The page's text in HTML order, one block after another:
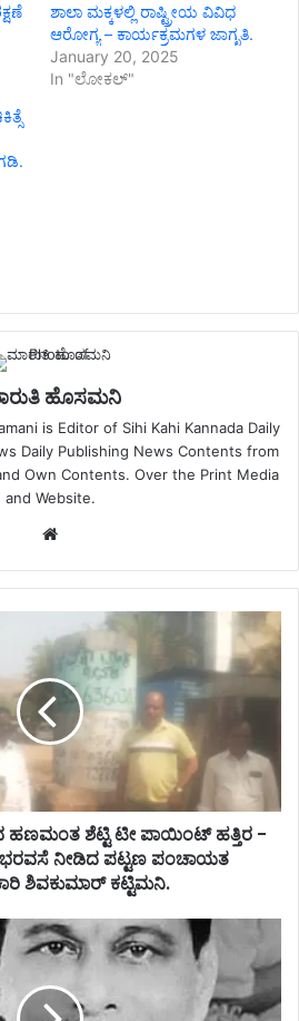
ಶಾಲಾ ಮಕ್ಕಳಲ್ಲಿ ರಾಷ್ಟ್ರೀಯ ವಿವಿಧ
ಆರೋಗ್ಯ – ಕಾರ್ಯಕ್ರಮಗಳ ಜಾಗೃತಿ.
January 20, 2025
In "ಲೋಕಲ್"
ಹೊಸಮನಿ
is Editor of Sihi Kahi Kannada Daily
Daily Publishing News Contents from
Own Contents. Over the Print Media
and Website.
Website
ಹಣಮಂತ ಶೆಟ್ಟಿ ಟೀ ಪಾಯಿಂಟ್ ಹತ್ತಿರ -
ಭರವಸೆ ನೀಡಿದ ಪಟ್ಟಣ ಪಂಚಾಯತ
ಶಿವಕುಮಾರ್ ಕಟ್ಟಿಮನಿ.